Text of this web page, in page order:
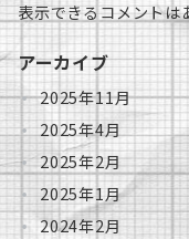
表示できるコメントは
アーカイブ
2025年11月
2025年4月
2025年2月
2025年1月
2024年2月